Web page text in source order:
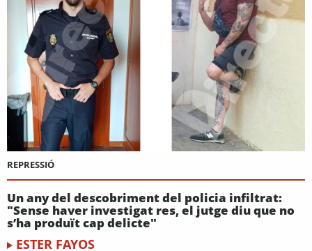
REPRESSIÓ
Un any del descobriment del policia infiltrat:
"Sense haver investigat res, el jutge diu que no
s’ha produït cap delicte"
ESTER FAYOS